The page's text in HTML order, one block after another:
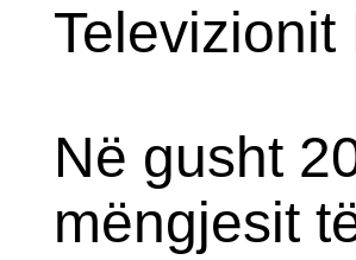
Në gusht
mëngjesit